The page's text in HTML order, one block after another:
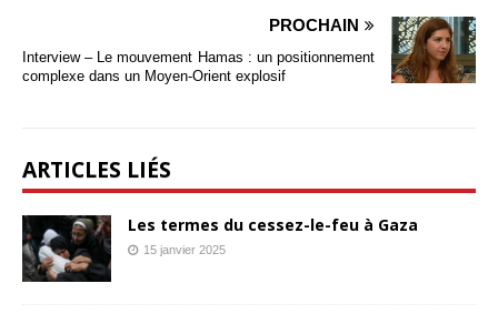
PROCHAIN
Interview – Le mouvement Hamas : un positionnement
complexe dans un Moyen-Orient explosif
ARTICLES LIÉS
Les termes du cessez-le-feu à Gaza
15 janvier 2025